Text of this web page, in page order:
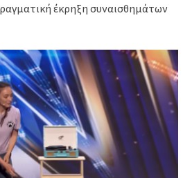
έκρηξη συναισθημάτων